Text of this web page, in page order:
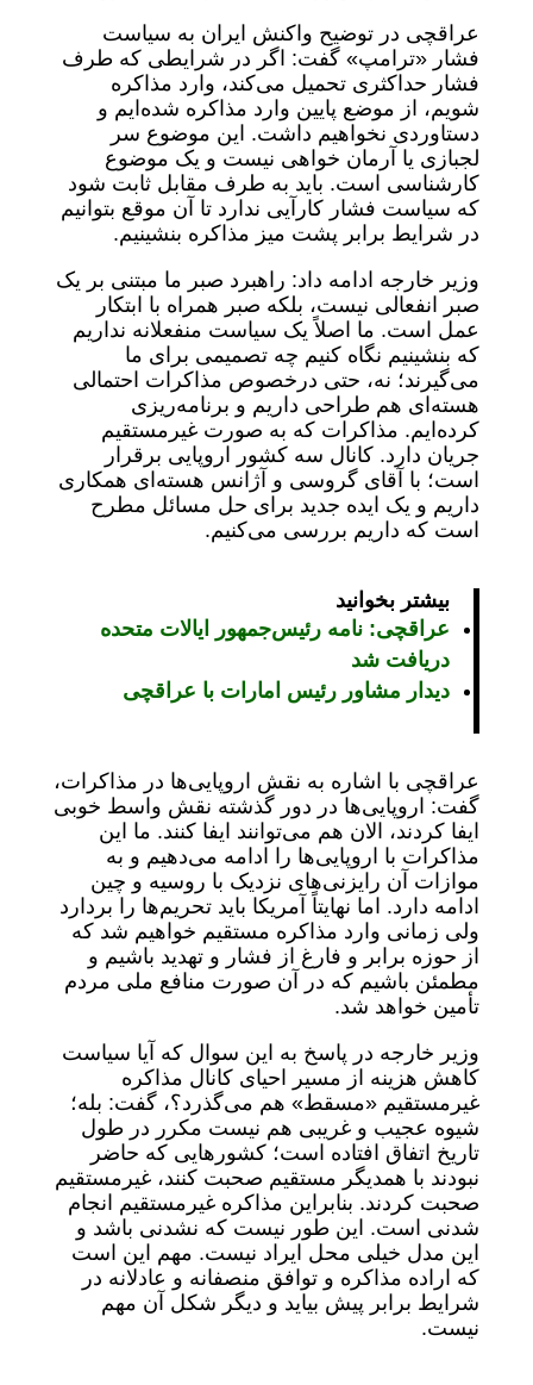
عراقچی در توضیح واکنش ایران به سیاست
فشار «ترامپ» گفت: اگر در شرایطی که طرف
فشار حداکثری تحمیل می‌کند، وارد مذاکره
شویم، از موضع پایین وارد مذاکره شده‌ایم و
دستاوردی نخواهیم داشت. این موضوع سر
لجبازی یا آرمان خواهی نیست و یک موضوع
کارشناسی است. باید به طرف مقابل ثابت شود
که سیاست فشار کارآیی ندارد تا آن موقع بتوانیم
در شرایط برابر پشت میز مذاکره بنشینیم.
وزیر خارجه ادامه داد: راهبرد صبر ما مبتنی بر یک
صبر انفعالی نیست، بلکه صبر همراه با ابتکار
عمل است. ما اصلاً یک سیاست منفعلانه نداریم
که بنشینیم نگاه ‌کنیم چه تصمیمی برای ما
می‌گیرند؛ نه، حتی درخصوص مذاکرات احتمالی
هسته‌ای هم طراحی داریم و برنامه‌ریزی
کرده‌ایم. مذاکرات که به صورت غیرمستقیم
جریان دارد. کانال سه کشور اروپایی برقرار
است؛ با آقای گروسی و آژانس هسته‌ای همکاری
داریم و یک ایده جدید برای حل مسائل مطرح
است که داریم بررسی می‌کنیم.
بیشتر بخوانید
عراقچی: نامه رئیس‌جمهور ایالات متحده
دریافت شد
دیدار مشاور رئیس امارات با عراقچی
عراقچی با اشاره به نقش اروپایی‌ها در مذاکرات،
گفت: اروپایی‌ها در دور گذشته نقش واسط خوبی
ایفا کردند، الان هم می‌توانند ایفا کنند. ما این
مذاکرات با اروپایی‌ها را ادامه می‌دهیم و به
موازات آن رایزنی‌های نزدیک با روسیه و چین
ادامه دارد. اما نهایتاً آمریکا باید تحریم‌ها را بردارد
ولی زمانی وارد مذاکره مستقیم خواهیم شد که
از حوزه برابر و فارغ از فشار و تهدید باشیم و
مطمئن باشیم که در آن صورت منافع ملی مردم
تأمین خواهد شد.
وزیر خارجه در پاسخ به این سوال که آیا سیاست
کاهش هزینه از مسیر احیای کانال مذاکره
غیرمستقیم «مسقط» هم می‌گذرد؟، گفت: بله؛
شیوه عجیب و غریبی هم نیست مکرر در طول
تاریخ اتفاق افتاده است؛ کشورهایی که حاضر
نبودند با همدیگر مستقیم صحبت کنند، غیرمستقیم
صحبت کردند. بنابراین مذاکره غیرمستقیم انجام
شدنی است. این طور نیست که نشدنی باشد و
این مدل خیلی محل ایراد نیست. مهم این است
که اراده مذاکره و توافق منصفانه و عادلانه در
شرایط برابر پیش بیاید و دیگر شکل آن مهم
نیست.